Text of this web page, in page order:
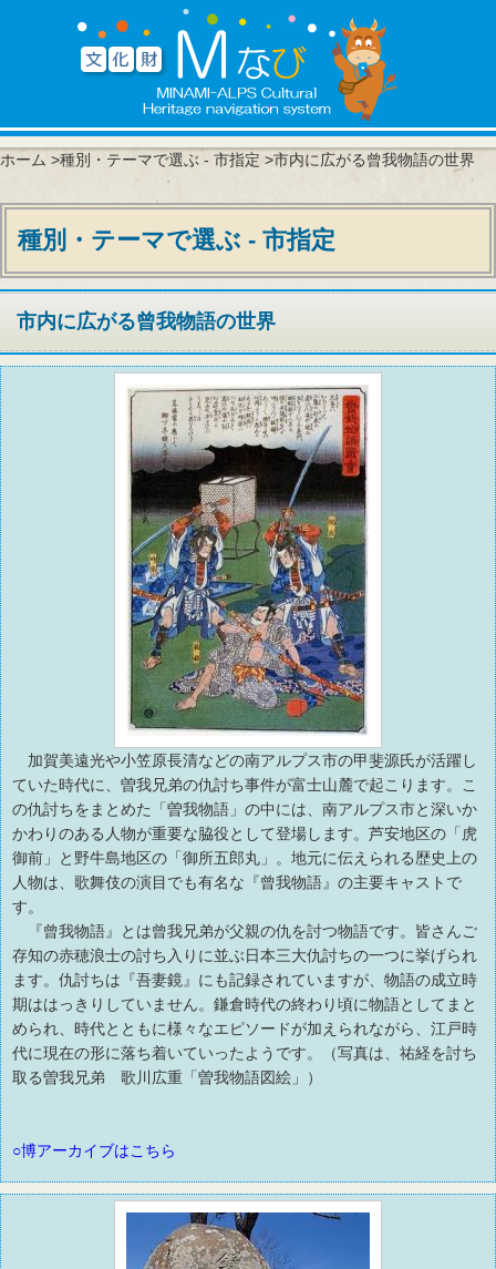
ホーム >種別・テーマで選ぶ - 市指定 >市内に広がる曾我物語の世界
種別・テーマで選ぶ - 市指定
市内に広がる曾我物語の世界
加賀美遠光や小笠原長清などの南アルプス市の甲斐源氏が活躍し
ていた時代に、曽我兄弟の仇討ち事件が富士山麓で起こります。こ
の仇討ちをまとめた「曽我物語」の中には、南アルプス市と深いか
かわりのある人物が重要な脇役として登場します。芦安地区の「虎
御前」と野牛島地区の「御所五郎丸」。地元に伝えられる歴史上の
人物は、歌舞伎の演目でも有名な『曾我物語』の主要キャストで
す。
『曾我物語』とは曾我兄弟が父親の仇を討つ物語です。皆さんご
存知の赤穂浪士の討ち入りに並ぶ日本三大仇討ちの一つに挙げられ
ます。仇討ちは『吾妻鏡』にも記録されていますが、物語の成立時
期ははっきりしていません。鎌倉時代の終わり頃に物語としてまと
められ、時代とともに様々なエピソードが加えられながら、江戸時
代に現在の形に落ち着いていったようです。（写真は、祐経を討ち
取る曽我兄弟 歌川広重「曽我物語図絵」）
○博アーカイブはこちら